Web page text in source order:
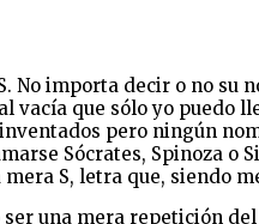
No importa decir o no su
vacía que sólo yo puedo
pero ningún
Sócrates, Spinoza o
S, letra que, siendo
una mera repetición